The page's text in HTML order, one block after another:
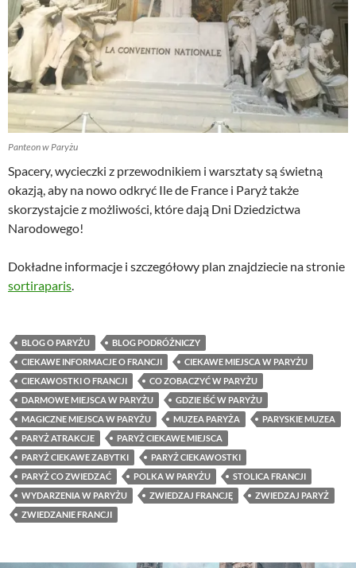
Panteon w Paryżu
Spacery, wycieczki z przewodnikiem i warsztaty są świetną
okazją, aby na nowo odkryć Ile de France i Paryż także
skorzystajcie z możliwości, które dają Dni Dziedzictwa
Narodowego!
Dokładne informacje i szczegółowy plan znajdziecie na stronie
sortiraparis.
BLOG O PARYŻU
BLOG PODRÓŻNICZY
CIEKAWE INFORMACJE O FRANCJI
CIEKAWE MIEJSCA W PARYŻU
CIEKAWOSTKI O FRANCJI
CO ZOBACZYĆ W PARYŻU
DARMOWE MIEJSCA W PARYŻU
GDZIE IŚĆ W PARYŻU
MAGICZNE MIEJSCA W PARYŻU
MUZEA PARYŻA
PARYSKIE MUZEA
PARYŻ ATRAKCJE
PARYŻ CIEKAWE MIEJSCA
PARYŻ CIEKAWE ZABYTKI
PARYŻ CIEKAWOSTKI
PARYŻ CO ZWIEDZAĆ
POLKA W PARYŻU
STOLICA FRANCJI
WYDARZENIA W PARYŻU
ZWIEDZAJ FRANCJĘ
ZWIEDZAJ PARYŻ
ZWIEDZANIE FRANCJI